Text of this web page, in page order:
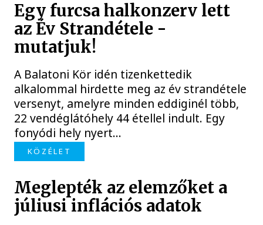
Egy furcsa halkonzerv lett
az Év Strandétele -
mutatjuk!
A Balatoni Kör idén tizenkettedik
alkalommal hirdette meg az év strandétele
versenyt, amelyre minden eddiginél több,
22 vendéglátóhely 44 étellel indult. Egy
fonyódi hely nyert...
KÖZÉLET
Meglepték az elemzőket a
júliusi inflációs adatok